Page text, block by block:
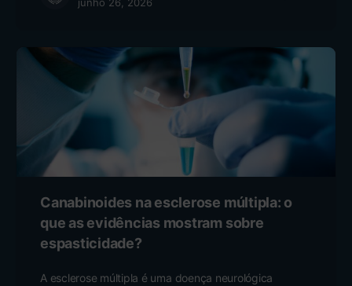
junho 26, 2026
Canabinoides na esclerose múltipla: o
que as evidências mostram sobre
espasticidade?
A esclerose múltipla é uma doença neurológica